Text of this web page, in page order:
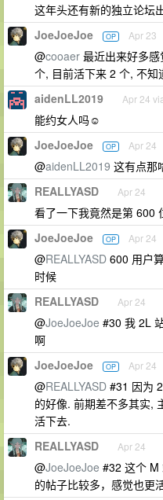
这年头还有新的独立论坛
JoeJoeJoe OP Apr 23
@cooaer 最近出来好多
个, 目前活下来 2 个, 不知
aidenLL2019 Apr 24
能约女人吗☺️
JoeJoeJoe OP Apr 24
@aidenLL2019 这有点那
REALLYASD Apr 24
看了一下我竟然是第 600
JoeJoeJoe OP Apr 24
@REALLYASD 600 用户
时候
REALLYASD Apr 24
@JoeJoeJoe #30 我 2L
啊
JoeJoeJoe OP Apr 24
@REALLYASD #31 因为
的好像. 前期差不多其实,
活下去.
REALLYASD Apr 24
@JoeJoeJoe #32 这个 M
的帖子比较多，感觉也更